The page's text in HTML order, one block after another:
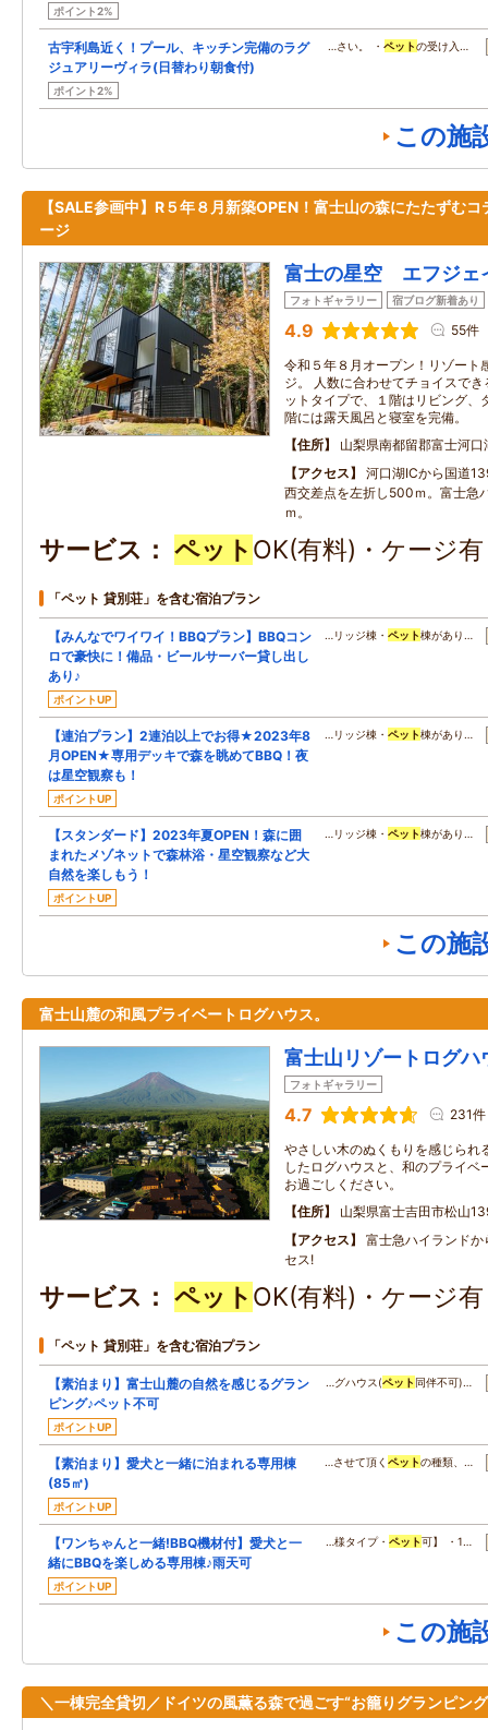
ポイント2%
古宇利島近く！プール、キッチン完備のラグ
ジュアリーヴィラ(日替わり朝食付)
ポイント2%
…さい。 ・ペットの受け入…
この施
【SALE参画中】R５年８月新築OPEN！富士山の森にたたずむコ
ージ
富士の星空 エフジェ
フォトギャラリー 宿ブログ新着あり
4.9 55件
令和５年８月オープン！リゾート
ジ。 人数に合わせてチョイスで
ットタイプで、１階はリビング、
階には露天風呂と寝室を完備。
住所
山梨県南都留郡富士河
アクセス
河口湖ICから国道
西交差点を左折し500ｍ。富士急
ｍ。
サービス ペット OK(有料)・ケージ
「ペット 貸別荘」を含む宿泊プラン
【みんなでワイワイ！BBQプラン】BBQコン
ロで豪快に！備品・ビールサーバー貸し出し
あり♪
ポイントUP
…リッジ棟・ ペット棟があり…
【連泊プラン】2連泊以上でお得★2023年8
月OPEN★専用デッキで森を眺めてBBQ！夜
は星空観察も！
ポイントUP
…リッジ棟・ ペット棟があり…
【スタンダード】2023年夏OPEN！森に囲
まれたメゾネットで森林浴・星空観察など大
自然を楽しもう！
ポイントUP
…リッジ棟・ ペット棟があり…
この施
富士山麓の和風プライベートログハウス。
富士山リゾートログ
フォトギャラリー
4.7 231件
やさしい木のぬくもりを感じられ
したログハウスと、和のプライベ
お過ごしください。
住所
山梨県富士吉田市松山
アクセス
富士急ハイランド
セス!
サービス ペット OK(有料)・ケージ
「ペット 貸別荘」を含む宿泊プラン
【素泊まり】富士山麓の自然を感じるグラン
ピング♪ペット不可
ポイントUP
…グハウス(ペット 同伴不可)…
【素泊まり】愛犬と一緒に泊まれる専用棟
(85㎡)
ポイントUP
…させて頂く ペットの種類、…
【ワンちゃんと一緒!BBQ機材付】愛犬と一
緒にBBQを楽しめる専用棟♪雨天可
ポイントUP
…様タイプ・ ペット可】 ・1…
この施
＼一棟完全貸切／ドイツの風薫る森で過ごす“お籠りグランピン